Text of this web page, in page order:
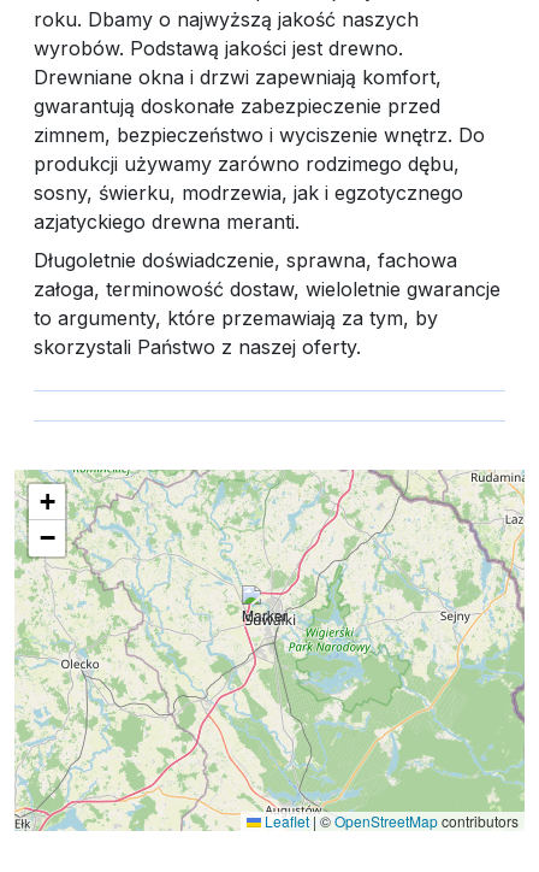
roku. Dbamy o najwyższą jakość naszych
wyrobów. Podstawą jakości jest drewno.
Drewniane okna i drzwi zapewniają komfort,
gwarantują doskonałe zabezpieczenie przed
zimnem, bezpieczeństwo i wyciszenie wnętrz. Do
produkcji używamy zarówno rodzimego dębu,
sosny, świerku, modrzewia, jak i egzotycznego
azjatyckiego drewna meranti.
Długoletnie doświadczenie, sprawna, fachowa
załoga, terminowość dostaw, wieloletnie gwarancje
to argumenty, które przemawiają za tym, by
skorzystali Państwo z naszej oferty.
+
−
Leaflet |©OpenStreetMapcontributors